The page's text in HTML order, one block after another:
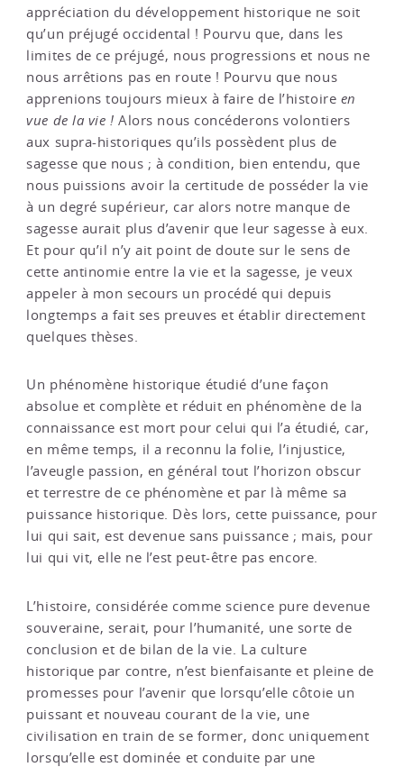
appréciation du développement historique ne soit
qu’un préjugé occidental ! Pourvu que, dans les
limites de ce préjugé, nous progressions et nous ne
nous arrêtions pas en route ! Pourvu que nous
apprenions toujours mieux à faire de l’histoire en
vue de la vie ! Alors nous concéderons volontiers
aux supra-historiques qu’ils possèdent plus de
sagesse que nous ; à condition, bien entendu, que
nous puissions avoir la certitude de posséder la vie
à un degré supérieur, car alors notre manque de
sagesse aurait plus d’avenir que leur sagesse à eux.
Et pour qu’il n’y ait point de doute sur le sens de
cette antinomie entre la vie et la sagesse, je veux
appeler à mon secours un procédé qui depuis
longtemps a fait ses preuves et établir directement
quelques thèses.
Un phénomène historique étudié d’une façon
absolue et complète et réduit en phénomène de la
connaissance est mort pour celui qui l’a étudié, car,
en même temps, il a reconnu la folie, l’injustice,
l’aveugle passion, en général tout l’horizon obscur
et terrestre de ce phénomène et par là même sa
puissance historique. Dès lors, cette puissance, pour
lui qui sait, est devenue sans puissance ; mais, pour
lui qui vit, elle ne l’est peut-être pas encore.
L’histoire, considérée comme science pure devenue
souveraine, serait, pour l’humanité, une sorte de
conclusion et de bilan de la vie. La culture
historique par contre, n’est bienfaisante et pleine de
promesses pour l’avenir que lorsqu’elle côtoie un
puissant et nouveau courant de la vie, une
civilisation en train de se former, donc uniquement
lorsqu’elle est dominée et conduite par une